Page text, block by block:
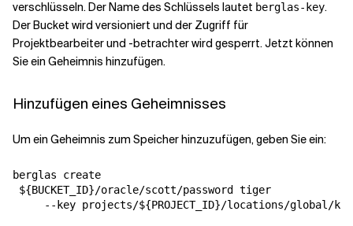
verschlüsseln. Der Name des Schlüssels lautet berglas-key.
Der Bucket wird versioniert und der Zugriff für
Projektbearbeiter und -betrachter wird gesperrt. Jetzt können
Sie ein Geheimnis hinzufügen.
Hinzufügen eines Geheimnisses
Um ein Geheimnis zum Speicher hinzuzufügen, geben Sie ein:
berglas create
${BUCKET_ID}/oracle/scott/password tiger